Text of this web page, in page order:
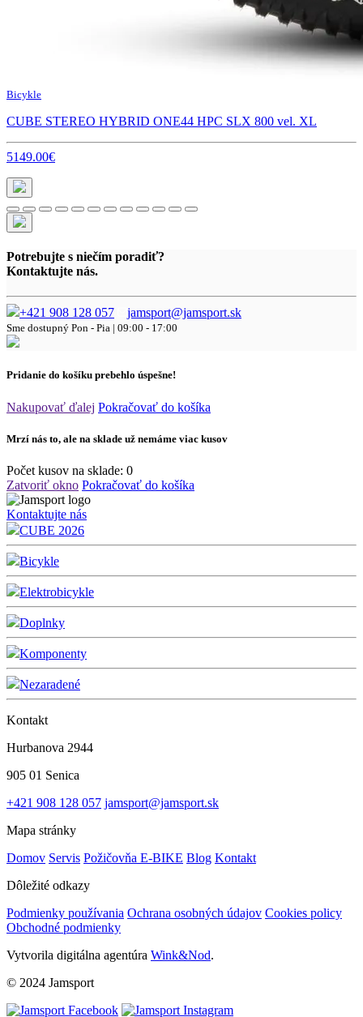
Bicykle
CUBE STEREO HYBRID ONE44 HPC SLX 800 vel. XL
5149.00€
Potrebujte s niečím poradiť?
Kontaktujte nás.
+421 908 128 057 jamsport@jamsport.sk
Sme dostupný Pon - Pia | 09:00 - 17:00
Pridanie do košíku prebehlo úspešne!
Nakupovať ďalej Pokračovať do košíka
Mrzí nás to, ale na sklade už nemáme viac kusov
Počet kusov na sklade: 0
Zatvoriť okno Pokračovať do košíka
Kontaktujte nás
CUBE 2026
Bicykle
Elektrobicykle
Doplnky
Komponenty
Nezaradené
Kontakt
Hurbanova 2944
905 01 Senica
+421 908 128 057 jamsport@jamsport.sk
Mapa stránky
Domov Servis Požičovňa E-BIKE Blog Kontakt
Dôležité odkazy
Podmienky používania Ochrana osobných údajov Cookies policy
Obchodné podmienky
Vytvorila digitálna agentúra Wink&Nod.
© 2024 Jamsport